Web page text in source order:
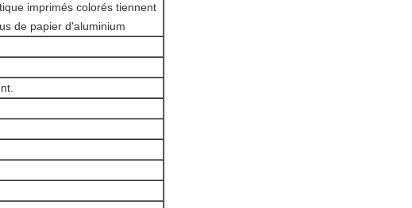
imprimés colorés tiennent
de papier d'aluminium